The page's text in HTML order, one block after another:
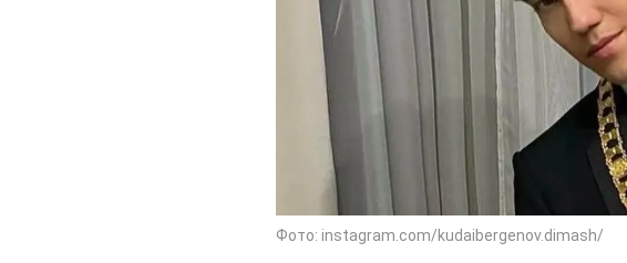
Фото: instagram.com/kudaibergenov.dimash/